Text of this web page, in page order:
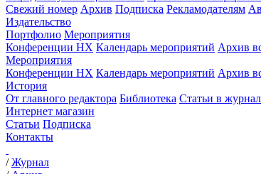
Свежий номер Архив Подписка Рекламодателям
Издательство
Портфолио Мероприятия
Конференции НХ Календарь мероприятий Архив
Мероприятия
Конференции НХ Календарь мероприятий Архив
История
От главного редактора Библиотека Статьи в
Интернет магазин
Статьи Подписка
Контакты
/Журнал